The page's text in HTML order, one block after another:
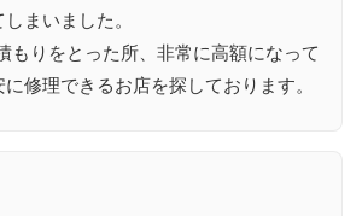
まいました。
もりをとった所、非常に高額になって
修理できるお店を探しております。